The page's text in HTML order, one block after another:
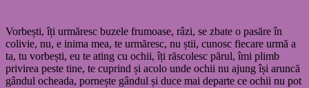
Vorbești, îți urmăresc buzele frumoase, râzi, se zbate o pasăre în
colivie, nu, e inima mea, te urmăresc, nu știi, cunosc fiecare urmă a
ta, tu vorbești, eu te ating cu ochii, îți răscolesc părul, îmi plimb
privirea peste tine, te cuprind și acolo unde ochii nu ajung își aruncă
gândul ocheada, pornește gândul și duce mai departe ce ochii nu pot